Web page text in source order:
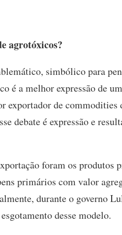
agrotóxicos?
simbólico para
é a melhor expressão de
exportador de commodities
debate é expressão e
foram os produtos
primários com valor
durante o governo
desse modelo.